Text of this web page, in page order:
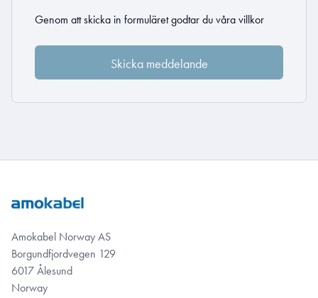
Genom att skicka in formuläret godtar du våra villkor
Amokabel Norway AS
Borgundfjordvegen 129
6017 Ålesund
Norway